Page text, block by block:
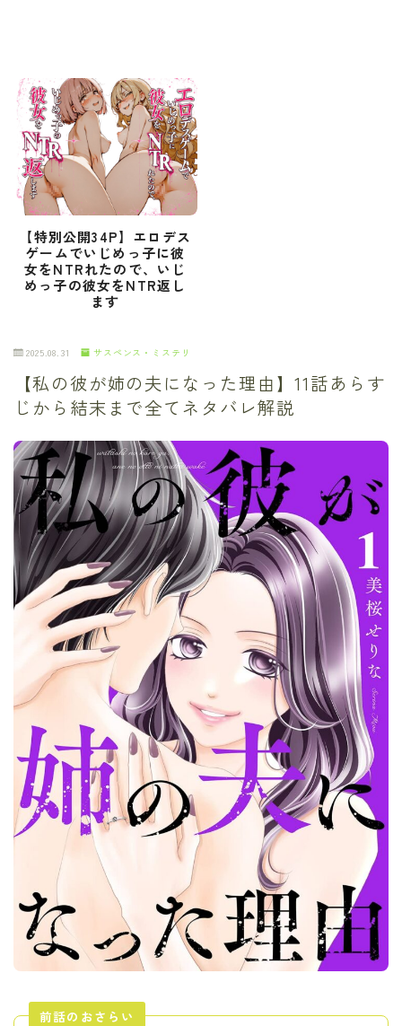
【特別公開34P】エロデス
ゲームでいじめっ子に彼
女をNTRれたので、いじ
めっ子の彼女をNTR返し
ます
2025.08.31 サスペンス・ミステリ
【私の彼が姉の夫になった理由】11話あらす
じから結末まで全てネタバレ解説
前話のおさらい